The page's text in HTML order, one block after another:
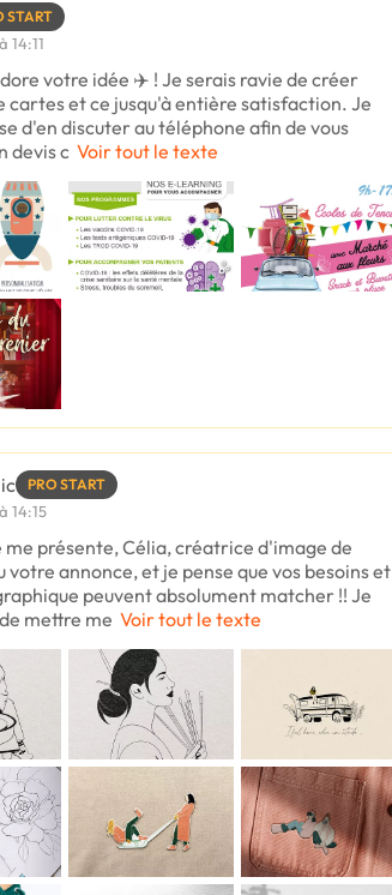
START
14:11
votre idée ✈️ ! Je serais ravie de créer
cartes et ce jusqu'à entière satisfaction. Je
d'en discuter au téléphone afin de vous
devis c Voir tout le texte
PRO START
14:15
me présente, Célia, créatrice d'image de
votre annonce, et je pense que vos besoins et
peuvent absolument matcher !! Je
mettre me Voir tout le texte